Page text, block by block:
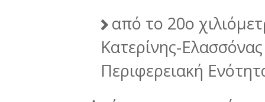
από το 20ο
Κατερίνης-
Περιφερειακή